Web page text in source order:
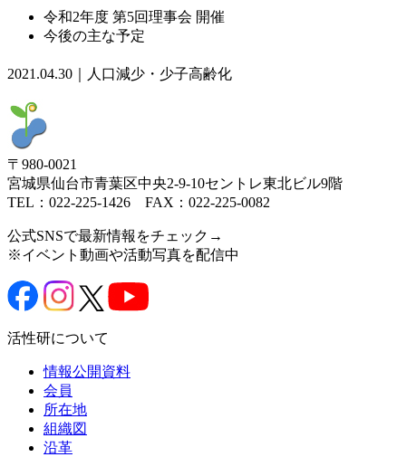
令和2年度 第5回理事会 開催
今後の主な予定
2021.04.30｜人口減少・少子高齢化
〒980-0021
宮城県仙台市青葉区中央2-9-10セントレ東北ビル9階
TEL：022-225-1426 FAX：022-225-0082
公式SNSで最新情報をチェック→
※イベント動画や活動写真を配信中
活性研について
情報公開資料
会員
所在地
組織図
沿革